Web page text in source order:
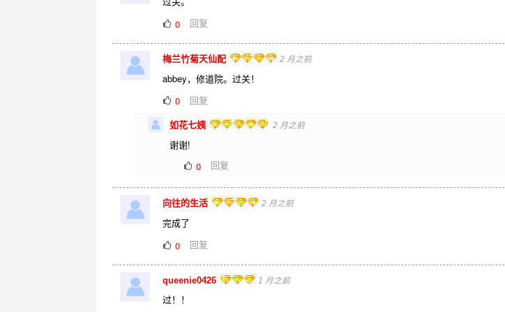
0
回复
梅兰竹菊天仙配 2 月之前
abbey，修道院。过关！
0
回复
如花七姨 2 月之前
谢谢!
0
回复
向往的生活 2 月之前
完成了
0
回复
queenie0426 1 月之前
过！！